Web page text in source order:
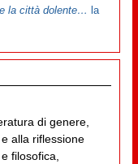
la città dolente… la
di genere,
alla riflessione
filosofica,